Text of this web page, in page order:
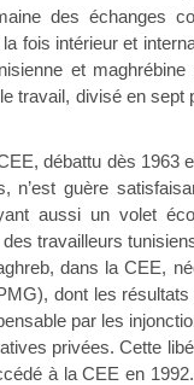
des échanges
la fois intérieur et
et
travail, divisé en
débattu dès 1963
n’est guère
aussi un volet
travailleurs
dans la CEE,
dont les
par les
privées. Cette
à la CEE en